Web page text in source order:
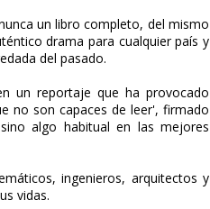
un libro completo, del mismo
drama para cualquier país y
del pasado.
un reportaje que ha provocado
no son capaces de leer', firmado
algo habitual en las mejores
ingenieros, arquitectos y
vidas.